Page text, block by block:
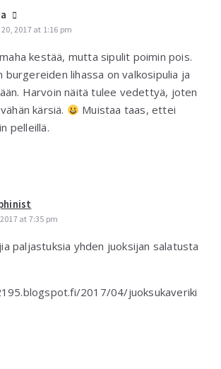
2017 at 1:16 pm
kestää, mutta sipulit poimin pois.
burgereiden lihassa on valkosipulia ja
Harvoin näitä tulee vedettyä, joten
kärsiä.
Muistaa taas, ettei
pelleillä.
at 7:35 pm
paljastuksia yhden juoksijan salatusta
2017/04/juoksukaveriki